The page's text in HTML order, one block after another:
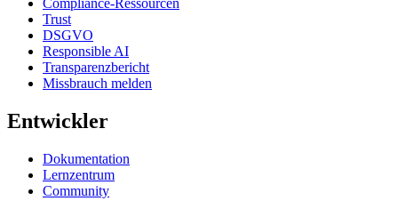
Compliance-Ressourcen
Trust
DSGVO
Responsible AI
Transparenzbericht
Missbrauch melden
Entwickler
Dokumentation
Lernzentrum
Community